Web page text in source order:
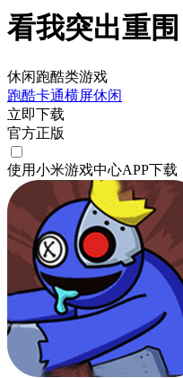
看我突出重围
休闲跑酷类游戏
跑酷卡通横屏休闲
立即下载
官方正版
使用小米游戏中心APP下载